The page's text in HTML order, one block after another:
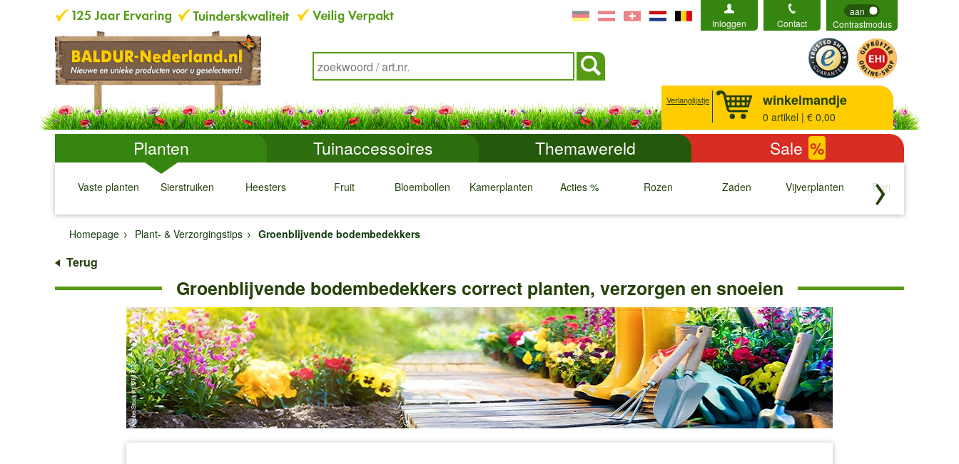
Inloggen Contact
aan
Contrastmodus
Verlanglijstje winkelmandje
0 artikel | € 0,00
Planten Tuinaccessoires Themawereld Sale %
Vaste planten
↓
Sierstruiken
↓
Heesters
↓
Fruit
↓
Bloembollen
↓
Kamerplanten
↓
Acties %
↓
Rozen
↓
Zaden
↓
Vijverplanten
↓
Rariteiten
↓
Homepage
Plant- & Verzorgingstips Groenblijvende bodembedekkers
Terug
Groenblijvende bodembedekkers correct planten, verzorgen en snoeien